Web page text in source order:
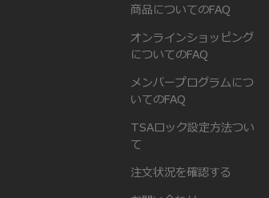
商品についてのFAQ
オンラインショッピング
についてのFAQ
メンバープログラムにつ
いてのFAQ
TSAロック設定方法つい
て
注文状況を確認する